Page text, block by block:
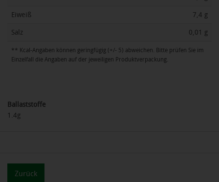
Eiweiß 7,4 g
Salz 0,01 g
** Kcal-Angaben können geringfügig (+/- 5) abweichen. Bitte prüfen Sie im
Einzelfall die Angaben auf der jeweiligen Produktverpackung.
Ballaststoffe
1.4g
Zurück